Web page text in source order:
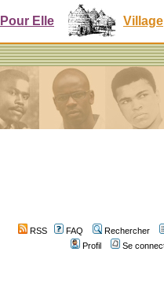
Elle Village
RSS FAQ
Rechercher
Profil
Se